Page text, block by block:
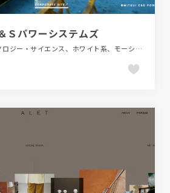
Ｓパワーシステムズ
スタイリッシュ、テクノロジー・サイエンス、ホワイト系、モーション多め、大きめ写真、手書き・ハンドメイド、新卒・中途採用サイト